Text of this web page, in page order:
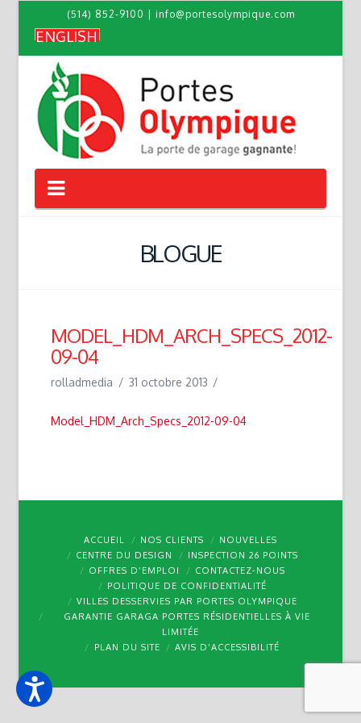
(514) 852-9100 info@portesolympique.com
ENGLISH
Navigation
BLOGUE
MODEL_HDM_ARCH_SPECS_2012-
09-04
rolladmedia 31 octobre 2013
Model_HDM_Arch_Specs_2012-09-04
ACCUEIL NOS CLIENTS
NOUVELLES
CENTRE DU DESIGN
INSPECTION 26 POINTS
OFFRES D’EMPLOI
CONTACTEZ-NOUS
POLITIQUE DE CONFIDENTIALITÉ
VILLES DESSERVIES PAR PORTES OLYMPIQUE
GARANTIE GARAGA PORTES RÉSIDENTIELLES À VIE
LIMITÉE
PLAN DU SITE
AVIS D’ACCESSIBILITÉ